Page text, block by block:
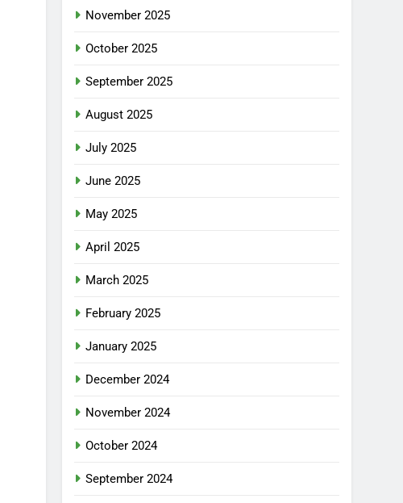
November 2025
October 2025
September 2025
August 2025
July 2025
June 2025
May 2025
April 2025
March 2025
February 2025
January 2025
December 2024
November 2024
October 2024
September 2024